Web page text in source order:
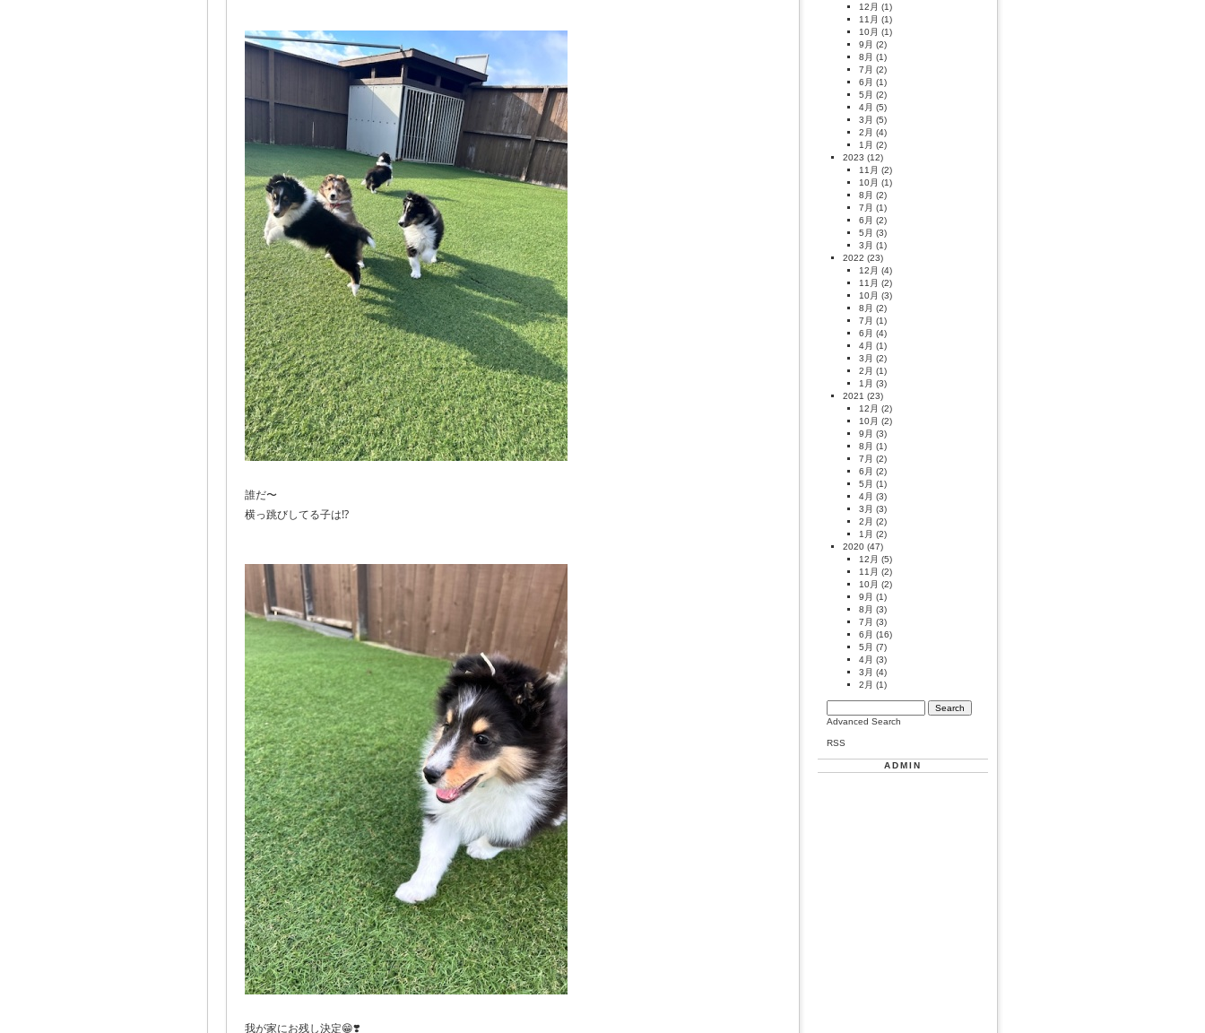
誰だ〜
横っ跳びしてる子は⁉️
我が家にお残し決定😁❣️
12月 (1)
11月 (1)
10月 (1)
9月 (2)
8月 (1)
7月 (2)
6月 (1)
5月 (2)
4月 (5)
3月 (5)
2月 (4)
1月 (2)
2023 (12)
11月 (2)
10月 (1)
8月 (2)
7月 (1)
6月 (2)
5月 (3)
3月 (1)
2022 (23)
12月 (4)
11月 (2)
10月 (3)
8月 (2)
7月 (1)
6月 (4)
4月 (1)
3月 (2)
2月 (1)
1月 (3)
2021 (23)
12月 (2)
10月 (2)
9月 (3)
8月 (1)
7月 (2)
6月 (2)
5月 (1)
4月 (3)
3月 (3)
2月 (2)
1月 (2)
2020 (47)
12月 (5)
11月 (2)
10月 (2)
9月 (1)
8月 (3)
7月 (3)
6月 (16)
5月 (7)
4月 (3)
3月 (4)
2月 (1)
Advanced Search
RSS
ADMIN